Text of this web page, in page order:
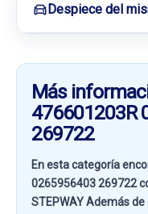
Despiece del
Más
476601203R
269722
En esta categoría
0265956403 269722
STEPWAYAdemás de